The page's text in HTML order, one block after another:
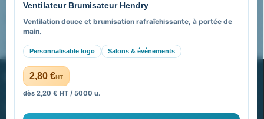
Ventilateur Brumisateur Hendry
Ventilation douce et brumisation rafraîchissante, à portée de
main.
Personnalisable logo Salons & événements
2,80 €HT
dès 2,20 € HT / 5000 u.
FAQ sur Promenoch Goodies Pub France
Pourquoi ça a marché à 100% pour moi ?
PROMENOCH GOODIES